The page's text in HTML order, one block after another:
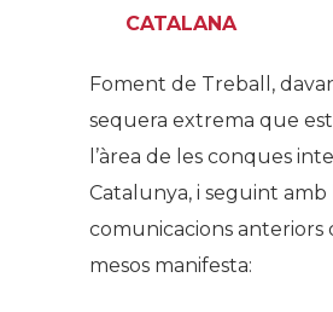
CATALANA
Foment de Treball,
sequera extrema que
l’àrea de les conques
Catalunya, i seguint amb
comunicacions anteriors
mesos manifesta: